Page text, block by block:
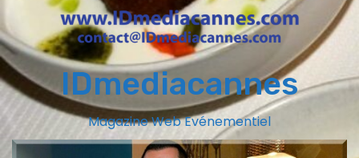
IDmediacannes
Magazine Web Evénementiel